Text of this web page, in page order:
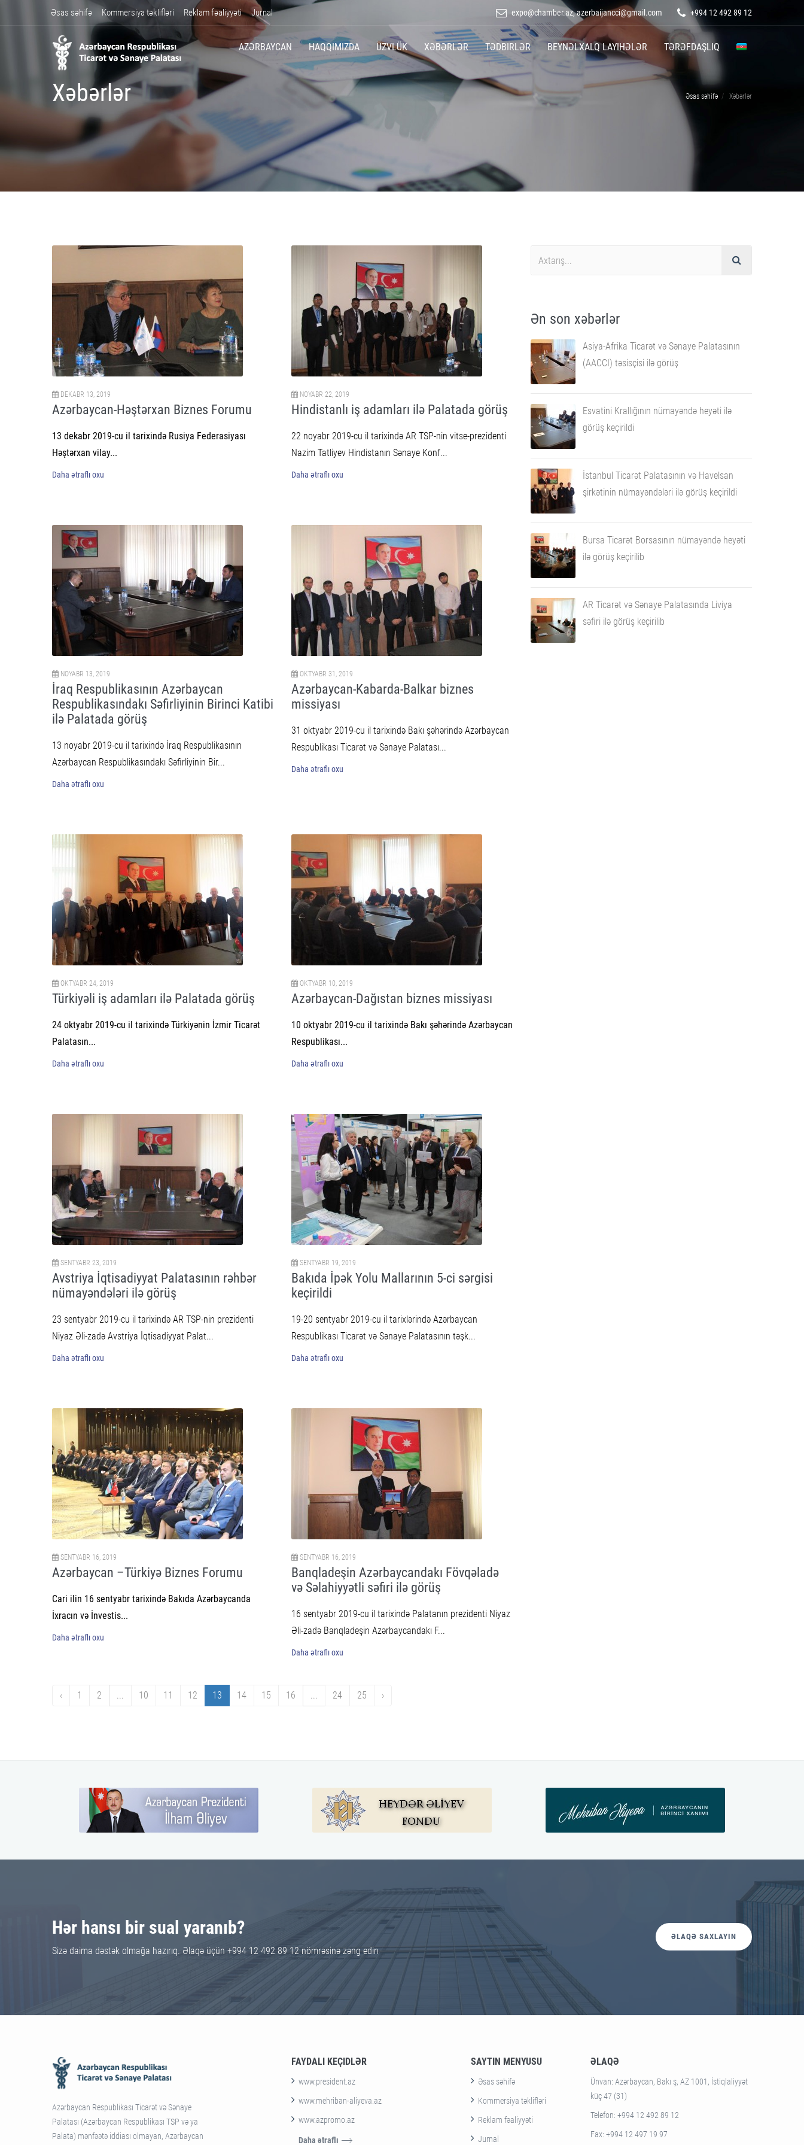
Əsas səhifə Kommersiya təklifləri Reklam fəaliyyəti Jurnal expo@chamber.az, azerbaijancci@gmail.com +994 12 492 89 12
AZƏRBAYCAN HAQQIMIZDA ÜZVLÜK XƏBƏRLƏR TƏDBIRLƏR BEYNƏLXALQ LAYIHƏLƏR TƏRƏFDAŞLIQ
Xəbərlər Əsas səhifə Xəbərlər
DEKABR 13, 2019
Azərbaycan-Həştərxan Biznes Forumu
13 dekabr 2019-cu il tarixində Rusiya Federasiyası
Həştərxan vilay...
Daha ətraflı oxu
NOYABR 22, 2019
Hindistanlı iş adamları ilə Palatada görüş
22 noyabr 2019-cu il tarixində AR TSP-nin vitse-prezidenti
Nazim Tatliyev Hindistanın Sənaye Konf...
Daha ətraflı oxu
NOYABR 13, 2019
İraq Respublikasının Azərbaycan
Respublikasındakı Səfirliyinin Birinci Katibi
ilə Palatada görüş
13 noyabr 2019-cu il tarixində İraq Respublikasının
Azərbaycan Respublikasındakı Səfirliyinin Bir...
Daha ətraflı oxu
OKTYABR 31, 2019
Azərbaycan-Kabarda-Balkar biznes
missiyası
31 oktyabr 2019-cu il tarixində Bakı şəhərində Azərbaycan
Respublikası Ticarət və Sənaye Palatası...
Daha ətraflı oxu
OKTYABR 24, 2019
Türkiyəli iş adamları ilə Palatada görüş
24 oktyabr 2019-cu il tarixində Türkiyənin İzmir Ticarət
Palatasın...
Daha ətraflı oxu
OKTYABR 10, 2019
Azərbaycan-Dağıstan biznes missiyası
10 oktyabr 2019-cu il tarixində Bakı şəhərində Azərbaycan
Respublikası...
Daha ətraflı oxu
SENTYABR 23, 2019
Avstriya İqtisadiyyat Palatasının rəhbər
nümayəndələri ilə görüş
23 sentyabr 2019-cu il tarixində AR TSP-nin prezidenti
Niyaz Əli-zadə Avstriya İqtisadiyyat Palat...
Daha ətraflı oxu
SENTYABR 19, 2019
Bakıda İpək Yolu Mallarının 5-ci sərgisi
keçirildi
19-20 sentyabr 2019-cu il tarixlərində Azərbaycan
Respublikası Ticarət və Sənaye Palatasının təşk...
Daha ətraflı oxu
SENTYABR 16, 2019
Azərbaycan –Türkiyə Biznes Forumu
Cari ilin 16 sentyabr tarixində Bakıda Azərbaycanda
İxracın və İnvestis...
Daha ətraflı oxu
SENTYABR 16, 2019
Banqladeşin Azərbaycandakı Fövqəladə
və Səlahiyyətli səfiri ilə görüş
16 sentyabr 2019-cu il tarixində Palatanın prezidenti Niyaz
Əli-zadə Banqladeşin Azərbaycandakı F...
Daha ətraflı oxu
‹ 1 2 ... 10 11 12 13 14 15 16 ... 24 25 ›
Ən son xəbərlər
Asiya-Afrika Ticarət və Sənaye Palatasının
(AACCI) təsisçisi ilə görüş
Esvatini Krallığının nümayəndə heyəti ilə
görüş keçirildi
İstanbul Ticarət Palatasının və Havelsan
şirkətinin nümayəndələri ilə görüş keçirildi
Bursa Ticarət Borsasının nümayəndə heyəti
ilə görüş keçirilib
AR Ticarət və Sənaye Palatasında Liviya
səfiri ilə görüş keçirilib
Hər hansı bir sual yaranıb?
Sizə daima dəstək olmağa hazırıq. Əlaqə üçün +994 12 492 89 12 nömrəsinə zəng edin
ƏLAQƏ SAXLAYIN
Azərbaycan Respublikası Ticarət və Sənaye
Palatası (Azərbaycan Respublikası TSP və ya
Palata) mənfəətə iddiası olmayan, Azərbaycan
FAYDALI KEÇIDLƏR
www.president.az
www.mehriban-aliyeva.az
www.azpromo.az
Daha ətraflı
SAYTIN MENYUSU
Əsas səhifə
Kommersiya təklifləri
Reklam fəaliyyəti
Jurnal
ƏLAQƏ
Ünvan: Azərbaycan, Bakı ş, AZ 1001, İstiqlaliyyət
küç 47 (31)
Telefon: +994 12 492 89 12
Fax: +994 12 497 19 97